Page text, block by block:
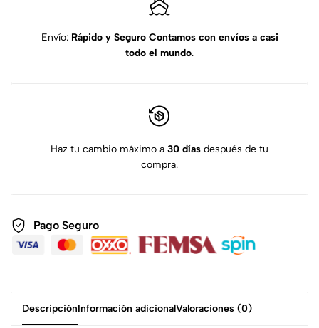
Envío: Rápido y Seguro Contamos con envíos a casi
todo el mundo.
Haz tu cambio máximo a 30 días después de tu
compra.
Pago Seguro
DescripciónInformación adicionalValoraciones (0)